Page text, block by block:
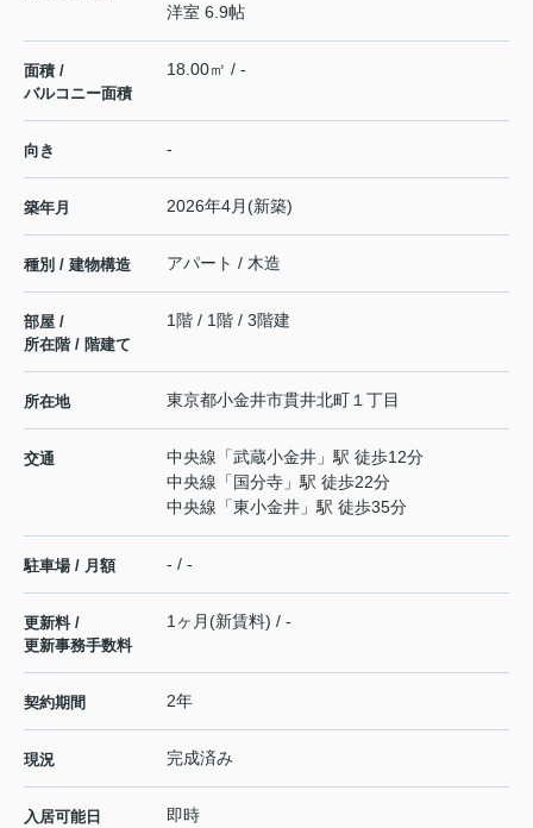
洋室 6.9帖
面積 /
バルコニー面積
18.00㎡ / -
向き -
築年月 2026年4月(新築)
種別 / 建物構造 アパート / 木造
部屋 /
所在階 / 階建て
1階 / 1階 / 3階建
所在地 東京都小金井市貫井北町１丁目
交通 中央線 「武蔵小金井 」駅 徒歩12分
中央線 「 国分寺 」駅 徒歩22分
中央線 「東小金井 」駅 徒歩35分
駐車場 / 月額 - / -
更新料 /
更新事務手数料
1ヶ月(新賃料) / -
契約期間 2年
現況 完成済み
入居可能日 即時